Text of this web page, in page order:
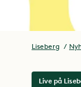
Liseberg
Live på